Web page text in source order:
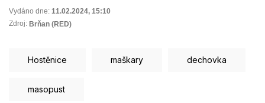
Vydáno dne: 11.02.2024, 15:10
Zdroj: Brňan (RED)
Hostěnice maškary dechovka
masopust